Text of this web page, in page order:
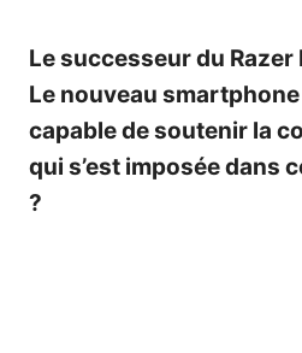
Le successeur du
Le nouveau smartphone
capable de soutenir la
qui s’est imposée dans
?